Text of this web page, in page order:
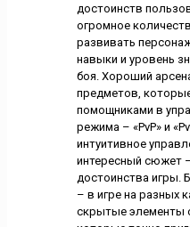
достоинств
огромное
развивать
навыки и уровень
боя. Хороший
предметов,
помощниками в
режима – «PvP» и
интуитивное
интересный сюжет
достоинства игры.
– в игре на разных
скрытые элементы